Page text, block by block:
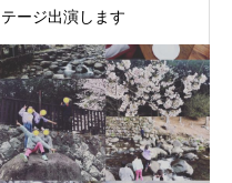
テージ出演します